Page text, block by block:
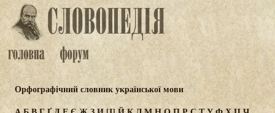
Орфографічний словник української мови